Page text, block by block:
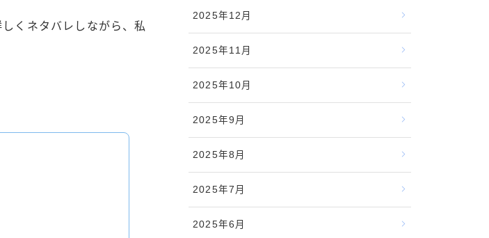
くネタバレしながら、私
2025年12月
2025年11月
2025年10月
2025年9月
2025年8月
2025年7月
2025年6月